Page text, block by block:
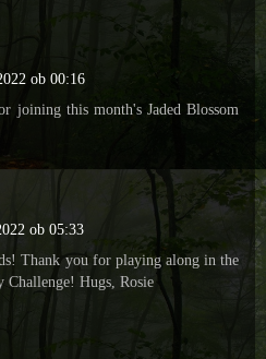
ob 00:16
joining this month's Jaded Blossom
ob 05:33
Thank you for playing along in the
Challenge! Hugs, Rosie